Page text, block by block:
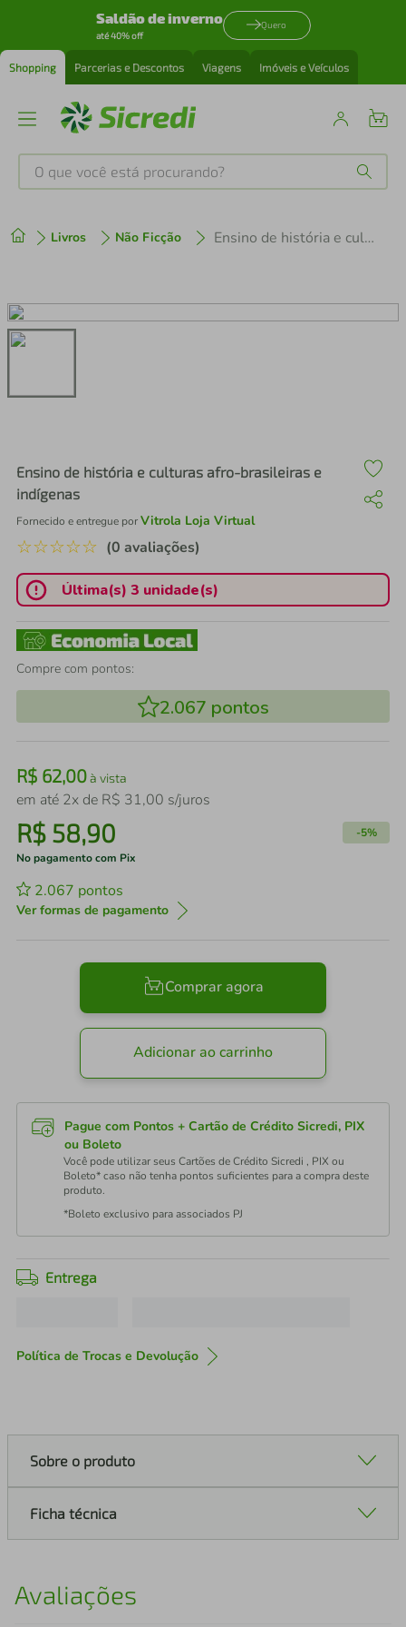
Saldão de inverno
até 40% off
Quero
Shopping Parcerias e Descontos Viagens Imóveis e Veículos
O que você está procurando?
Livros Não Ficção Ensino de história e culturas afro-brasileiras e indígenas
Ensino de história e culturas afro-brasileiras e
indígenas
Fornecido e entregue porVitrola Loja Virtual
☆☆☆☆☆ (0 avaliações)
Última(s) 3 unidade(s)
Compre com pontos:
2.067 pontos
R$ 62,00à vista
em até 2x de R$ 31,00 s/juros
R$ 58,90 -5%
No pagamento com Pix
2.067 pontos
Ver formas de pagamento
Comprar agora
Adicionar ao carrinho
Pague com Pontos + Cartão de Crédito Sicredi, PIX
ou Boleto
Você pode utilizar seus Cartões de Crédito Sicredi , PIX ou
Boleto* caso não tenha pontos suficientes para a compra deste
produto.
*Boleto exclusivo para associados PJ
Entrega
Política de Trocas e Devolução
Sobre o produto
Ficha técnica
Avaliações
2º cafeteira